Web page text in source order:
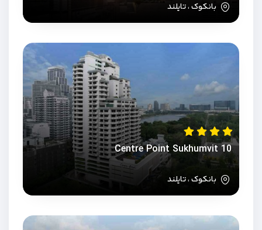
بانکوک ، تایلند
Centre Point Sukhumvit 10
بانکوک ، تایلند